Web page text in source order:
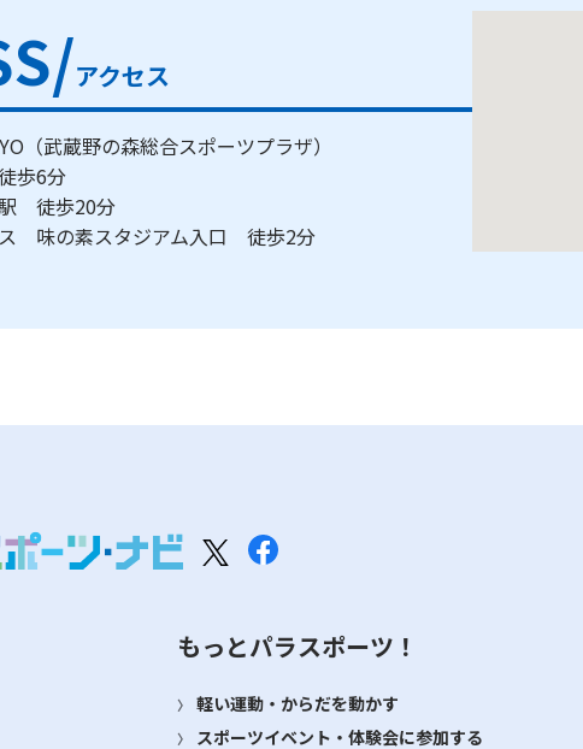
アクセス
（武蔵野の森総合スポーツプラザ）
歩6分
徒歩20分
ス 味の素スタジアム入口 徒歩2分
もっとパラスポーツ！
軽い運動・からだを動かす
スポーツイベント・体験会に参加する